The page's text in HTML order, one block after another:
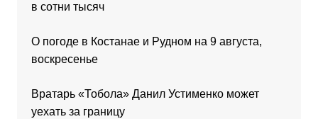
в сотни тысяч
О погоде в Костанае и Рудном на 9 августа,
воскресенье
Вратарь «Тобола» Данил Устименко может
уехать за границу